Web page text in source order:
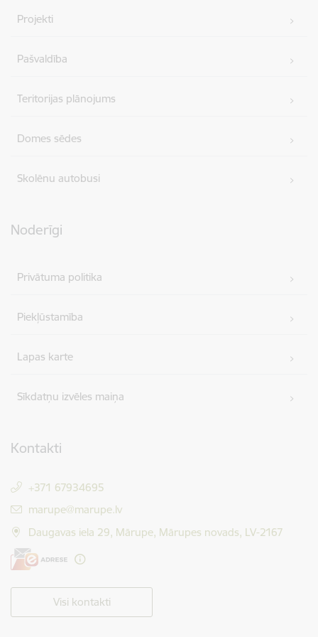
Projekti
Pašvaldība
Teritorijas plānojums
Domes sēdes
Skolēnu autobusi
Noderīgi
Privātuma politika
Piekļūstamība
Lapas karte
Sīkdatņu izvēles maiņa
Kontakti
+371 67934695
E-pasts:
marupe@marupe.lv
Daugavas iela 29, Mārupe, Mārupes novads, LV-2167
Visi kontakti